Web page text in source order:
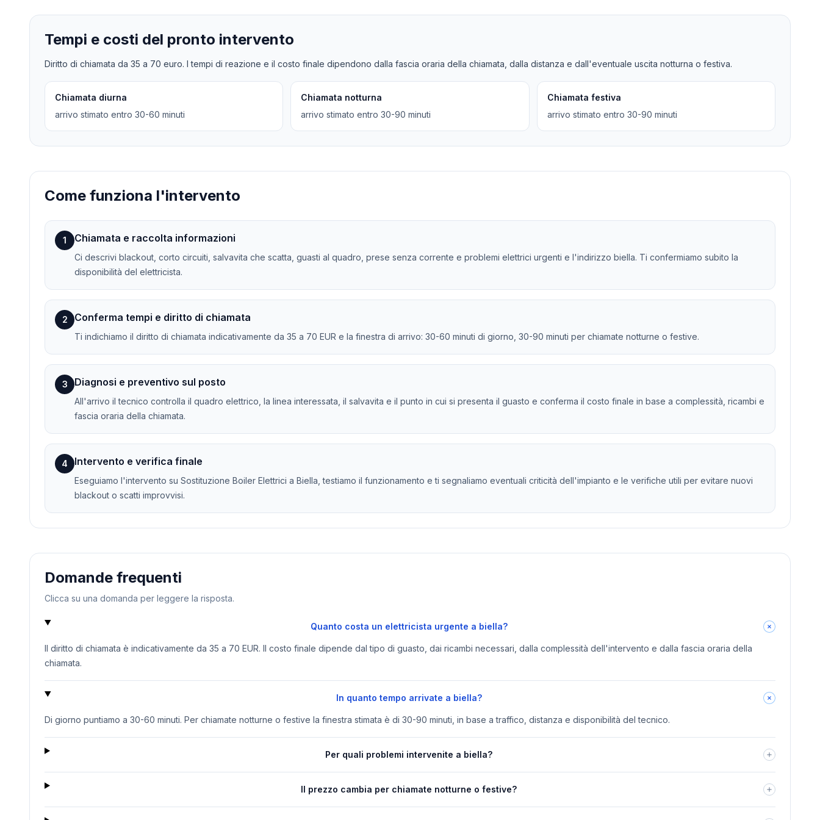
Tempi e costi del pronto intervento
Diritto di chiamata da 35 a 70 euro. I tempi di reazione e il costo finale dipendono dalla fascia oraria della chiamata, dalla distanza e dall'eventuale uscita notturna o festiva.
Chiamata diurna
arrivo stimato entro 30-60 minuti
Chiamata notturna
arrivo stimato entro 30-90 minuti
Chiamata festiva
arrivo stimato entro 30-90 minuti
Come funziona l'intervento
1 Chiamata e raccolta informazioni
Ci descrivi blackout, corto circuiti, salvavita che scatta, guasti al quadro, prese senza corrente e problemi elettrici urgenti e l'indirizzo biella. Ti confermiamo subito la
disponibilità del elettricista.
2 Conferma tempi e diritto di chiamata
Ti indichiamo il diritto di chiamata indicativamente da 35 a 70 EUR e la finestra di arrivo: 30-60 minuti di giorno, 30-90 minuti per chiamate notturne o festive.
3 Diagnosi e preventivo sul posto
All'arrivo il tecnico controlla il quadro elettrico, la linea interessata, il salvavita e il punto in cui si presenta il guasto e conferma il costo finale in base a complessità, ricambi e
fascia oraria della chiamata.
4 Intervento e verifica finale
Eseguiamo l'intervento su Sostituzione Boiler Elettrici a Biella, testiamo il funzionamento e ti segnaliamo eventuali criticità dell'impianto e le verifiche utili per evitare nuovi
blackout o scatti improvvisi.
Domande frequenti
Clicca su una domanda per leggere la risposta.
Quanto costa un elettricista urgente a biella?
Il diritto di chiamata è indicativamente da 35 a 70 EUR. Il costo finale dipende dal tipo di guasto, dai ricambi necessari, dalla complessità dell'intervento e dalla fascia oraria della
chiamata.
In quanto tempo arrivate a biella?
Di giorno puntiamo a 30-60 minuti. Per chiamate notturne o festive la finestra stimata è di 30-90 minuti, in base a traffico, distanza e disponibilità del tecnico.
Per quali problemi intervenite a biella?
Il prezzo cambia per chiamate notturne o festive?